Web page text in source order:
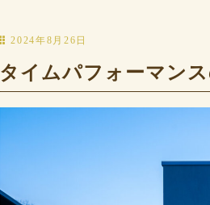
2024年8月26日
タイムパフォーマン